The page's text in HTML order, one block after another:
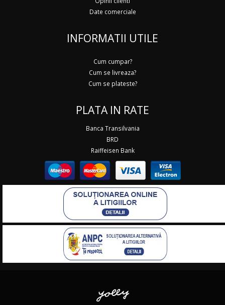
Date comerciale
INFORMATII UTILE
Cum cumpar?
Cum se livreaza?
Cum se plateste?
PLATA IN RATE
Banca Transilvania
BRD
Raiffeisen Bank